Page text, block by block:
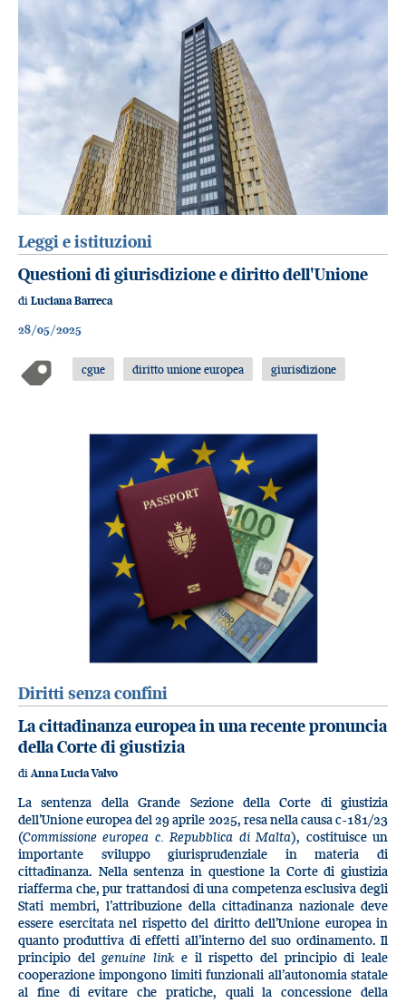
Leggi e istituzioni
Questioni di giurisdizione e diritto dell'Unione
di Luciana Barreca
28/05/2025
cgue diritto unione europea giurisdizione
Diritti senza confini
La cittadinanza europea in una recente pronuncia
della Corte di giustizia
di Anna Lucia Valvo
La sentenza della Grande Sezione della Corte di giustizia
dell’Unione europea del 29 aprile 2025, resa nella causa c-181/23
(Commissione europea c. Repubblica di Malta), costituisce un
importante sviluppo giurisprudenziale in materia di
cittadinanza. Nella sentenza in questione la Corte di giustizia
riafferma che, pur trattandosi di una competenza esclusiva degli
Stati membri, l’attribuzione della cittadinanza nazionale deve
essere esercitata nel rispetto del diritto dell’Unione europea in
quanto produttiva di effetti all’interno del suo ordinamento. Il
principio delgenuine link e il rispetto del principio di leale
cooperazione impongono limiti funzionali all’autonomia statale
al fine di evitare che pratiche, quali la concessione della